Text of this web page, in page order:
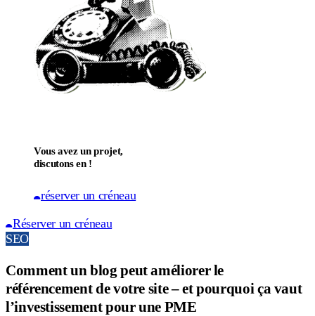
Vous avez un projet,
discutons en !
réserver un créneau
Réserver un créneau
SEO
Comment un blog peut améliorer le
référencement de votre site – et pourquoi ça vaut
l’investissement pour une PME